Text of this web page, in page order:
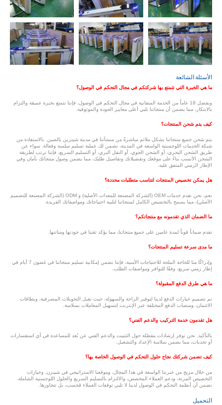
الأسئلة الشائعة
ما هي الخبرة التي تتمتع بها شركتكم في مجال التحكم في الوصول؟
وبفضل 18 عاماً من الخدمة المتفانية في مجال التحكم في الوصول، فإننا نتمتع بخبرة عميقة والتزام
بالابتكار، مما يضمن أن منتجاتنا تلبي أعلى معايير الجودة والموثوقية.
كيف يتم شحن المنتجات؟
يتم شحن جميع منتجاتنا بشكل ملائم مباشرةً من منشآتنا في مدينة شينزين بالصين. بالاستفادة من
شبكة الخدمات اللوجستية الواسعة في المدينة، نضمن لك عملية تسليم سلسة وفعالة. سواء عن
طريق الشحن البحري، أو الشحن الجوي، أو النقل البري، أو التسليم السريع، فإننا نرتب لطريقة
الشحن الأنسب بناءً على موقعك وتفضيلاتك وتفاصيل طلبك، مما يضمن وصول منتجاتك بأمان وفي
الإطار الزمني المتفق عليه.
هل يمكن تخصيص المنتجات لتناسب متطلبات محددة؟
نعم، نحن نقدم خدمات OEM (الشركة المصنعة للمعدات الأصلية) و ODM (الشركة المصنعة للتصميم
الأصلي)، مما يسمح بالتخصيص الكامل لمنتجاتنا لتلبية احتياجاتك ومواصفاتك الفريدة.
ما الضمان الذي تقدمونه مع منتجاتكم؟
نقدم ضماناً قوياً لمدة عامين على جميع منتجاتنا، مما يؤكد ثقتنا في جودتها ومتانتها.
ما مدى سرعة تسليم المنتجات؟
وإدراكًا منا للحاجة الملحة للاحتياجات الأمنية، فإننا نضمن إمكانية تسليم منتجاتنا في غضون 7 أيام في
إطار زمني سريع، وفقًا للتوافر ومواصفات الطلب.
ما هي طرق الدفع المقبولة؟
تم تصميم خيارات الدفع لدينا لتوفير الراحة والسهولة، حيث نقبل التحويلات المصرفية، وبطاقات
الائتمان، ومنصات الدفع المختلفة عبر الإنترنت لتسهيل المعاملات بسلاسة.
هل تقدمون خدمة التركيب والدعم الفني؟
بالتأكيد. نحن نوفر إرشادات مفصّلة حول التثبيت والدعم الفني عن بُعد للمساعدة في أي استفسارات
أو تحديات، مما يضمن سلاسة الإعداد والتشغيل.
كيف تضمن شركتك نجاح حلول التحكم في الوصول الخاصة بها؟
من خلال مزيج من خبرتنا الواسعة في هذا المجال، وموقعنا الاستراتيجي في شينزن، وخيارات
التخصيص المرنة، ودعم العملاء المخصص، والالتزام بالتسليم السريع والحلول اللوجستية الشاملة،
نضمن أن أنظمة التحكم في الوصول لدينا لا تلبي توقعات العملاء فحسب، بل تتجاوزها.
التحميل